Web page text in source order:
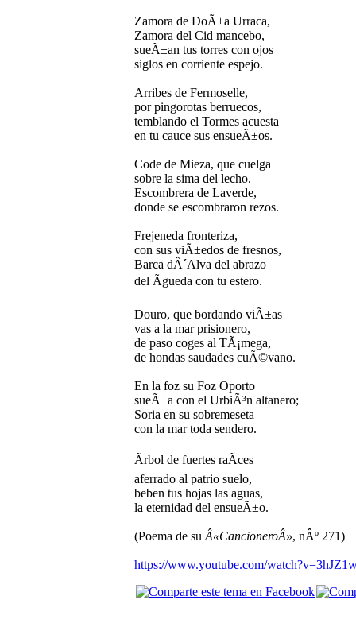
Zamora de DoÃ±a Urraca,
Zamora del Cid mancebo,
sueÃ±an tus torres con ojos
siglos en corriente espejo.
Arribes de Fermoselle,
por pingorotas berruecos,
temblando el Tormes acuesta
en tu cauce sus ensueÃ±os.
Code de Mieza, que cuelga
sobre la sima del lecho.
Escombrera de Laverde,
donde se escombraron rezos.
Frejeneda fronteriza,
con sus viÃ±edos de fresnos,
Barca dÂ´Alva del abrazo
del Ãgueda con tu estero.
Douro, que bordando viÃ±as
vas a la mar prisionero,
de paso coges al TÃ¡mega,
de hondas saudades cuÃ©vano.
En la foz su Foz Oporto
sueÃ±a con el UrbiÃ³n altanero;
Soria en su sobremeseta
con la mar toda sendero.
Ãrbol de fuertes raÃ­ces
aferrado al patrio suelo,
beben tus hojas las aguas,
la eternidad del ensueÃ±o.
(Poema de su Â«CancioneroÂ», nÂº 271)
https://www.youtube.com/